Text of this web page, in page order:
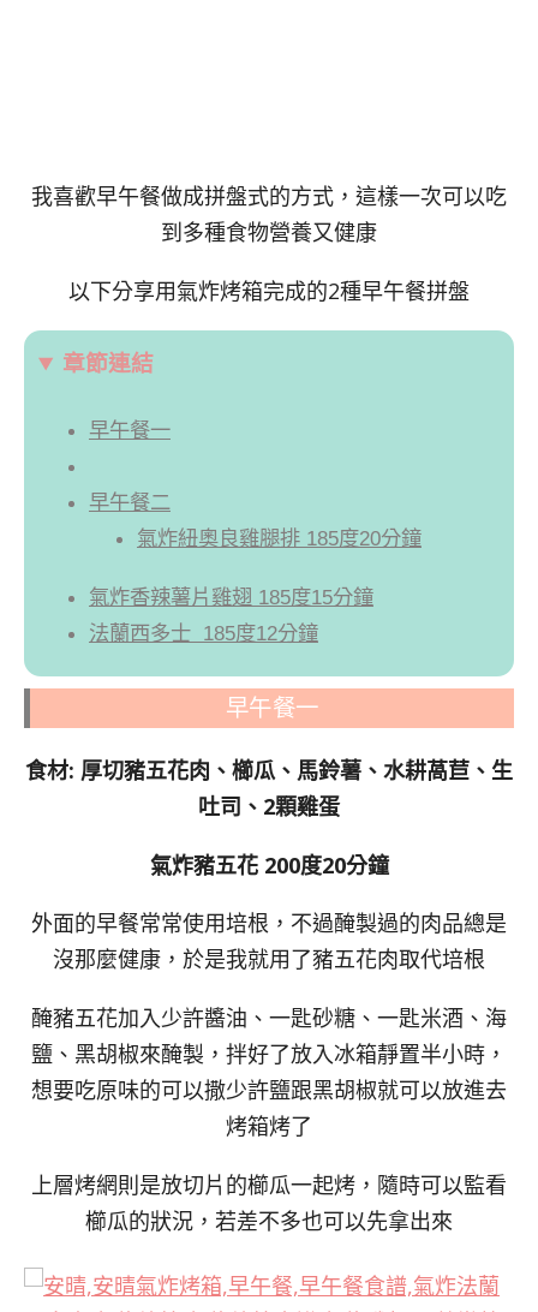
我喜歡早午餐做成拼盤式的方式，這樣一次可以吃
到多種食物營養又健康
以下分享用氣炸烤箱完成的2種早午餐拼盤
章節連結
早午餐一
早午餐二
氣炸紐奧良雞腿排 185度20分鐘
氣炸香辣薯片雞翅 185度15分鐘
法蘭西多士 185度12分鐘
早午餐一
食材: 厚切豬五花肉、櫛瓜、馬鈴薯、水耕萵苣、生
吐司、2顆雞蛋
氣炸豬五花 200度20分鐘
外面的早餐常常使用培根，不過醃製過的肉品總是
沒那麼健康，於是我就用了豬五花肉取代培根
醃豬五花加入少許醬油、一匙砂糖、一匙米酒、海
鹽、黑胡椒來醃製，拌好了放入冰箱靜置半小時，
想要吃原味的可以撒少許鹽跟黑胡椒就可以放進去
烤箱烤了
上層烤網則是放切片的櫛瓜一起烤，隨時可以監看
櫛瓜的狀況，若差不多也可以先拿出來